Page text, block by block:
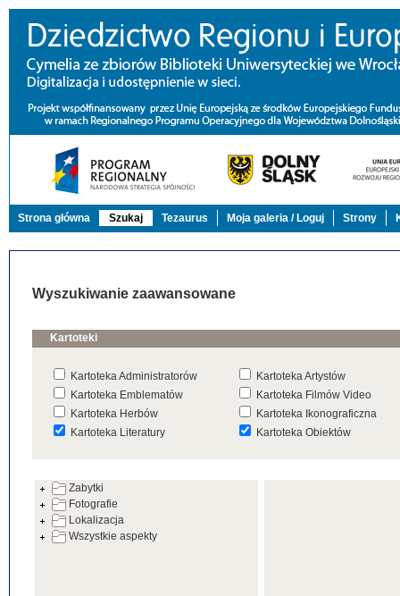
Strona główna Szukaj Tezaurus Moja galeria / Loguj Strony
Wyszukiwanie zaawansowane
Kartoteki
Kartoteka Administratorów
Kartoteka Artystów
Kartoteka Emblematów
Kartoteka Filmów Video
Kartoteka Herbów
Kartoteka Ikonograficzna
Kartoteka Literatury
Kartoteka Obiektów
Kartoteka Warsztatów
Kartoteka Zabytków
Zabytki
Fotografie
Lokalizacja
Wszystkie aspekty